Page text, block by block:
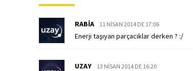
RABIA 11 NISAN 2014 DE 17:06
Enerji taşıyan parçacıklar derken ? :/
UZAY 13 NISAN 2014 DE 16:20